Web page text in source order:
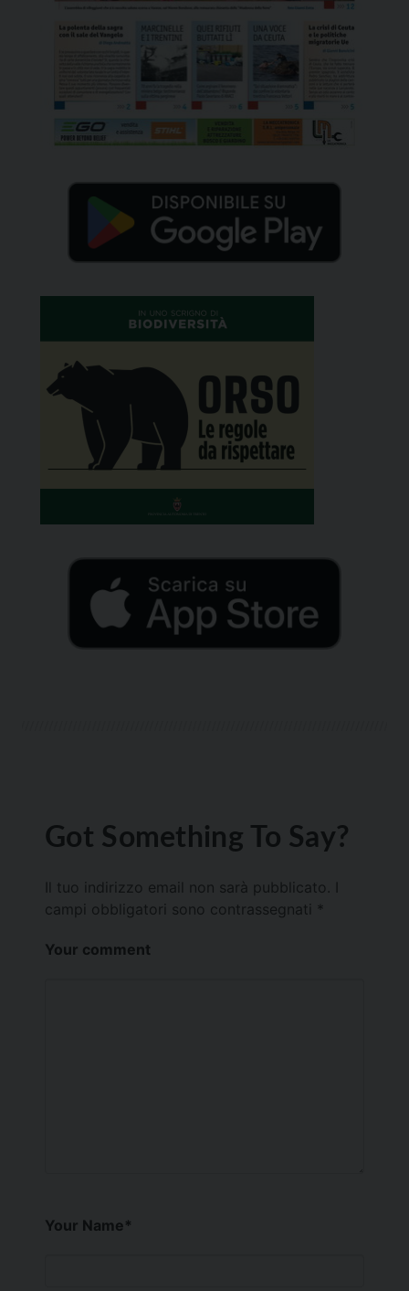
Got Something To Say?
Il tuo indirizzo email non sarà pubblicato.
campi obbligatori sono contrassegnati *
Your comment
Your Name*